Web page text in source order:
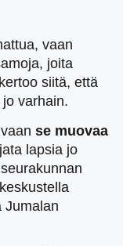
vaan
joita
siitä, että
varhain.
se muovaa
lapsia jo
Jumalan